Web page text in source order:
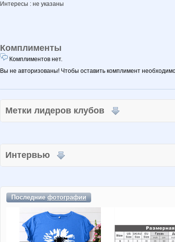
Интересы : не указаны
Комплименты
Комплиментов нет.
Вы не авторизованы! Чтобы оставить комплимент
Метки лидеров клубов
Интервью
Последниефотографии